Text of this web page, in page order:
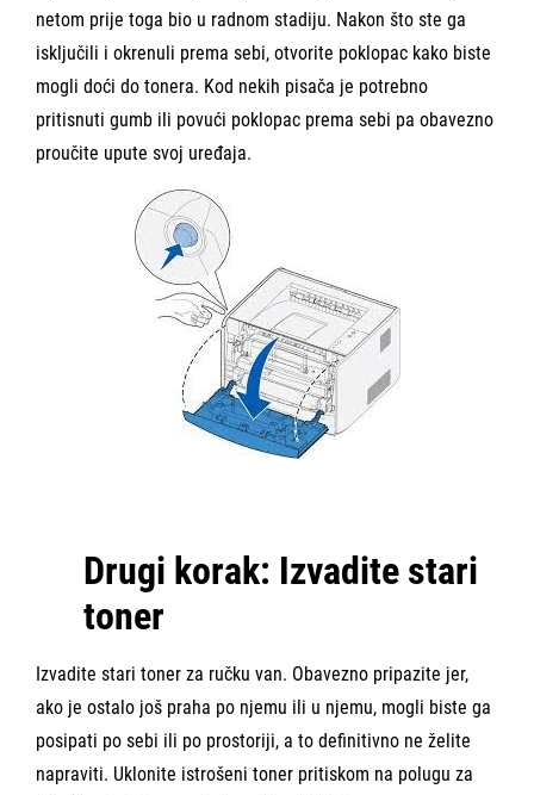
netom prije toga bio u radnom stadiju. Nakon što ste ga
isključili i okrenuli prema sebi, otvorite poklopac kako biste
mogli doći do tonera. Kod nekih pisača je potrebno
pritisnuti gumb ili povući poklopac prema sebi pa obavezno
proučite upute svoj uređaja.
Drugi korak: Izvadite stari
toner
Izvadite stari toner za ručku van. Obavezno pripazite jer,
ako je ostalo još praha po njemu ili u njemu, mogli biste ga
posipati po sebi ili po prostoriji, a to definitivno ne želite
napraviti. Uklonite istrošeni toner pritiskom na polugu za